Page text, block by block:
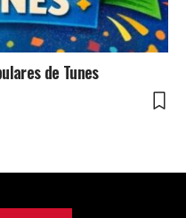
de Tunes